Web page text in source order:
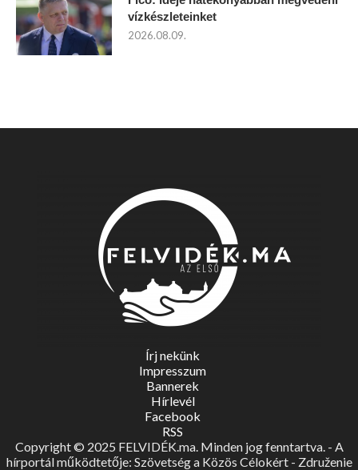
vízkészleteinket
2026.08.09.
Írj nekünk
Impresszum
Bannerek
Hírlevél
Facebook
RSS
Copyright © 2025 FELVIDÉK.ma. Minden jog fenntartva. - A
hírportál működtetője: Szövetség a Közös Célokért - Združenie